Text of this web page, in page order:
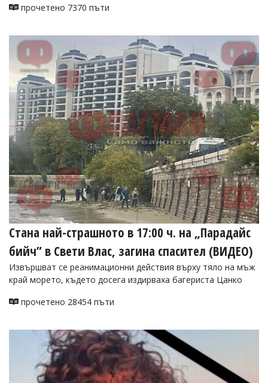
прочетено 7370 пъти
Стана най-страшното в 17:00 ч. на „Парадайс
бийч” в Свети Влас, загина спасител (ВИДЕО)
Извършват се реанимационни действия върху тяло на мъж
край морето, където досега издирваха багериста Цанко
прочетено 28454 пъти